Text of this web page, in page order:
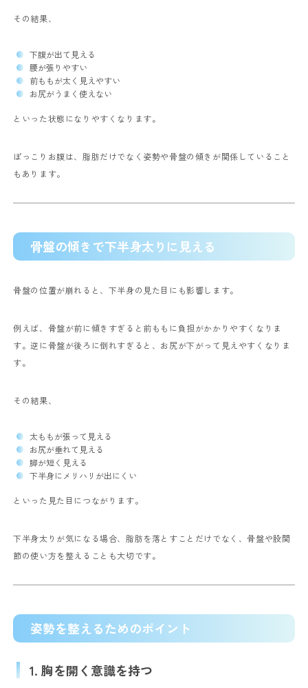
その結果、
下腹が出て見える
腰が張りやすい
前ももが太く見えやすい
お尻がうまく使えない
といった状態になりやすくなります。
ぽっこりお腹は、脂肪だけでなく姿勢や骨盤の傾きが関係していること
もあります。
骨盤の傾きで下半身太りに見える
骨盤の位置が崩れると、下半身の見た目にも影響します。
例えば、骨盤が前に傾きすぎると前ももに負担がかかりやすくなりま
す。逆に骨盤が後ろに倒れすぎると、お尻が下がって見えやすくなりま
す。
その結果、
太ももが張って見える
お尻が垂れて見える
脚が短く見える
下半身にメリハリが出にくい
といった見た目につながります。
下半身太りが気になる場合、脂肪を落とすことだけでなく、骨盤や股関
節の使い方を整えることも大切です。
姿勢を整えるためのポイント
1. 胸を開く意識を持つ